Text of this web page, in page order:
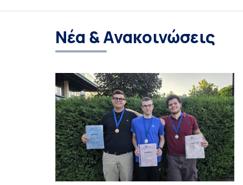
Νέα & Ανακοινώσεις